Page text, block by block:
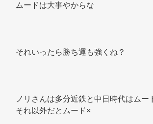
ムードは大事やからな
それいったら勝ち運も強くね？
ノリさんは多分近鉄と中日時代はムー
それ以外だとムード×